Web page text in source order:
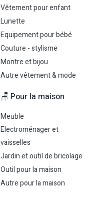
Vêtement pour enfant
Lunette
Equipement pour bébé
Couture - stylisme
Montre et bijou
Autre vêtement & mode
🪑 Pour la maison
Meuble
Electroménager et
vaisselles
Jardin et outil de bricolage
Outil pour la maison
Autre pour la maison